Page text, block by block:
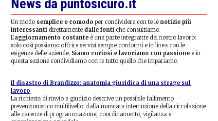
News da puntosicuro.it
Un modo semplice e comodo per condividere con te lenotizie più
interessanti direttamente dalle fonti che consultiamo.
L’aggiornamento costante è una parte integrante del nostro lavoro:
solo così possiamo offrire servizi sempre conformi e in linea con le
esigenze delle aziende. Siamo curiosi e lavoriamo con passione e in
questa sezione condividiamo con te tutto quello che impariamo.
Il disastro di Brandizzo: anatomia giuridica di una strage sul
lavoro
La richiesta di rinvio a giudizio descrive un possibile fallimento
prevenzionistico multilivello: dalla mancata interruzione della circolazione
alle carenze di programmazione, coordinamento, vigilanza e